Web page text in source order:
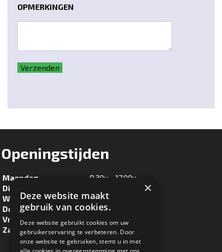
OPMERKINGEN
Verzenden
Openingstijden
Maandag
8.30u - 17.00u
Dinsdag
Woensdag
8.30u - 17.00u
Donderdag
8.30u - 17.00u
Vrijdag
8.30u - 17.00u
Zaterdag
8.30u - 16.00u
×
Deze website maakt
gebruik van cookies.
Deze website gebruikt cookies om uw
gebruikerservaring te verbeteren. Door
onze website te gebruiken, stemt u in met